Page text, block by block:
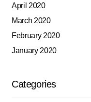
April 2020
March 2020
February 2020
January 2020
Categories